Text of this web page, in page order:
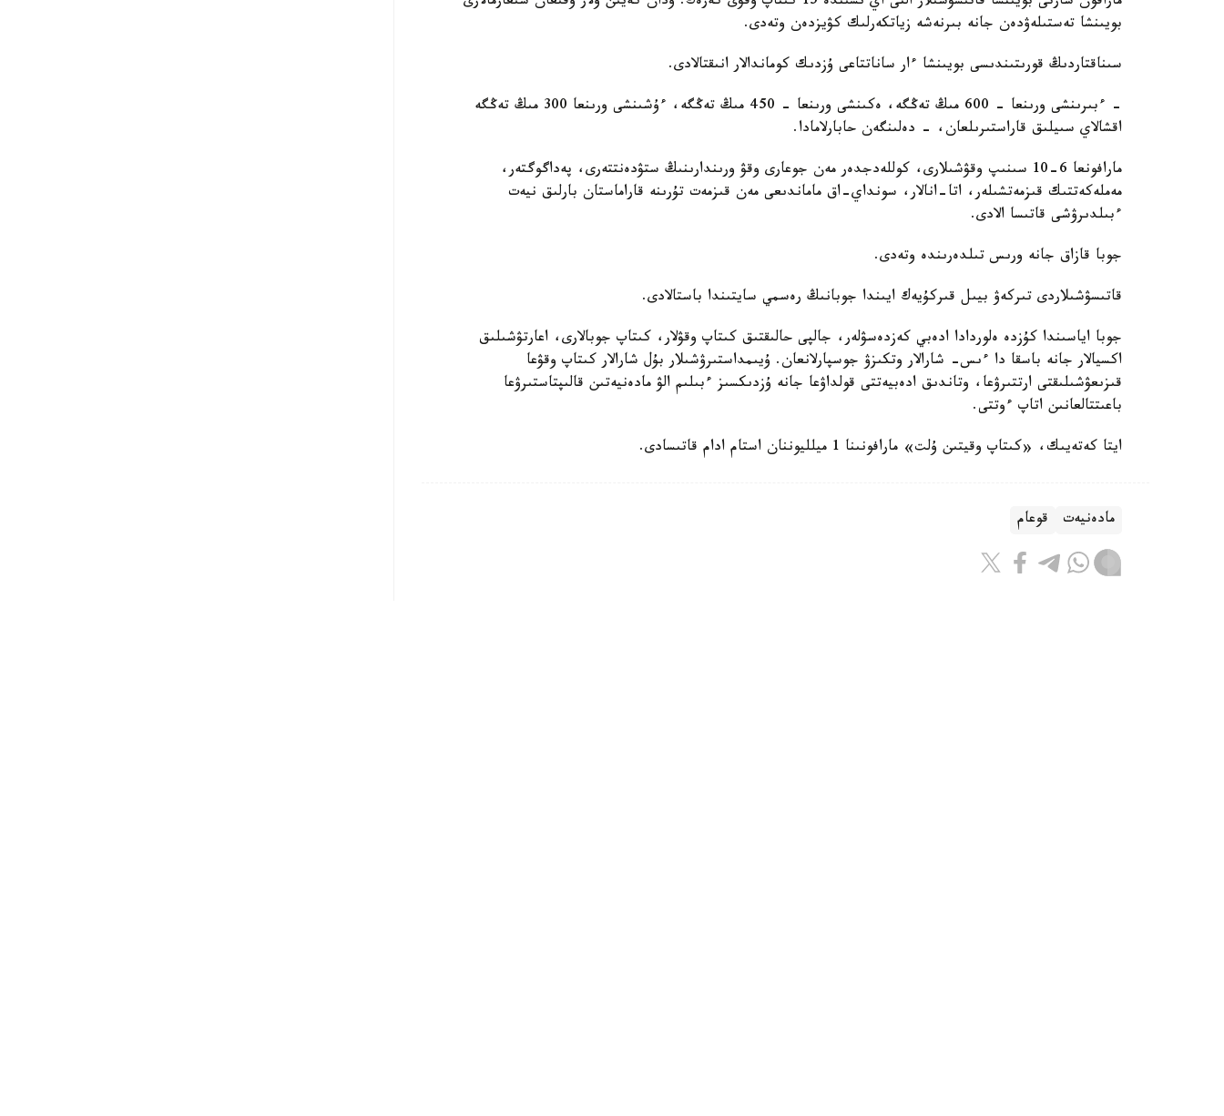
بويىنشا تەستىلەۋدەن جانە بىرنەشە زياتكەرلىك كۋيزدەن وتەدى.
سىناقتاردىڭ قورىتىندىسى بويىنشا ءار ساناتتاعى ۇزدىك كوماندالار انىقتالادى.
- ءبىرىنشى ورىنعا - 600 مىڭ تەڭگە، ەكىنشى ورىنعا - 450 مىڭ تەڭگە، ءۇشىنشى ورىنعا 300 مىڭ تەڭگە
اقشالاي سىيلىق قاراستىرىلعان، - دەلىنگەن حابارلامادا.
مارافونعا 6-10 سىنىپ وقۋشىلارى، كوللەدجدەر مەن جوعارى وقۋ ورىندارىنىڭ ستۋدەنتتەرى، پەداگوگتەر،
مەملەكەتتىك قىزمەتشىلەر، اتا-انالار، سونداي-اق ماماندىعى مەن قىزمەت تۇرىنە قاراماستان بارلىق نيەت
ءبىلدىرۋشى قاتىسا الادى.
جوبا قازاق جانە ورىس تىلدەرىندە وتەدى.
قاتىسۋشىلاردى تىركەۋ بيىل قىركۇيەك ايىندا جوبانىڭ رەسمي سايتىندا باستالادى.
جوبا اياسىندا كۇزدە ەلوردادا ادەبي كەزدەسۋلەر، جالپى حالىقتىق كىتاپ وقۋلار، كىتاپ جوبالارى، اعارتۋشىلىق
اكسيالار جانە باسقا دا ءىس- شارالار وتكىزۋ جوسپارلانعان. ۇيىمداستىرۋشىلار بۇل شارالار كىتاپ وقۋعا
قىزىعۋشىلىقتى ارتتىرۋعا، وتاندىق ادەبيەتتى قولداۋعا جانە ۇزدىكسىز ءبىلىم الۋ مادەنيەتىن قالىپتاستىرۋعا
باعىتتالعانىن اتاپ ءوتتى.
ايتا كەتەيىك، «كىتاپ وقيتىن ۇلت» مارافونىنا 1 ميلليوننان استام ادام قاتىسادى.
مادەنيەت قوعام